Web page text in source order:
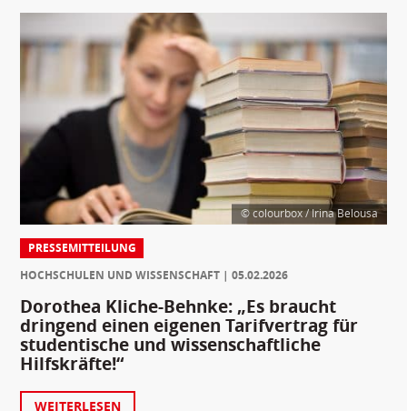
© colourbox / Irina Belousa
PRESSEMITTEILUNG
HOCHSCHULEN UND WISSENSCHAFT
05.02.2026
Dorothea Kliche-Behnke: „Es braucht
dringend einen eigenen Tarifvertrag für
studentische und wissenschaftliche
Hilfskräfte!“
WEITERLESEN